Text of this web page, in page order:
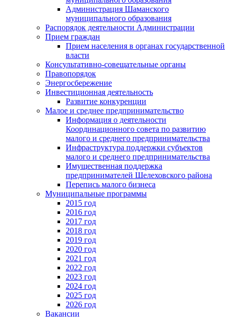
Администрация Шаманского
муниципального образования
Распорядок деятельности Администрации
Прием граждан
Прием населения в органах государственной
власти
Консультативно-совещательные органы
Правопорядок
Энергосбережение
Инвестиционная деятельность
Развитие конкуренции
Малое и среднее предпринимательство
Информация о деятельности
Координационного совета по развитию
малого и среднего предпринимательства
Инфраструктура поддержки субъектов
малого и среднего предпринимательства
Имущественная поддержка
предпринимателей Шелеховского района
Перепись малого бизнеса
Муниципальные программы
2015 год
2016 год
2017 год
2018 год
2019 год
2020 год
2021 год
2022 год
2023 год
2024 год
2025 год
2026 год
Вакансии